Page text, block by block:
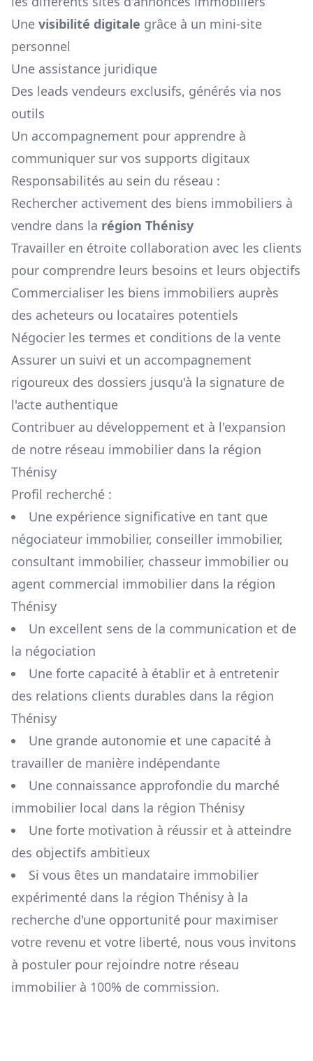
Une visibilité digitale grâce à un mini-site
personnel
Une assistance juridique
Des leads vendeurs exclusifs, générés via nos
outils
Un accompagnement pour apprendre à
communiquer sur vos supports digitaux
Responsabilités au sein du réseau :
Rechercher activement des biens immobiliers à
vendre dans la région Thénisy
Travailler en étroite collaboration avec les clients
pour comprendre leurs besoins et leurs objectifs
Commercialiser les biens immobiliers auprès
des acheteurs ou locataires potentiels
Négocier les termes et conditions de la vente
Assurer un suivi et un accompagnement
rigoureux des dossiers jusqu'à la signature de
l'acte authentique
Contribuer au développement et à l'expansion
de notre réseau immobilier dans la région
Thénisy
Profil recherché :
Une expérience significative en tant que
négociateur immobilier, conseiller immobilier,
consultant immobilier, chasseur immobilier ou
agent commercial immobilier dans la région
Thénisy
Un excellent sens de la communication et de
la négociation
Une forte capacité à établir et à entretenir
des relations clients durables dans la région
Thénisy
Une grande autonomie et une capacité à
travailler de manière indépendante
Une connaissance approfondie du marché
immobilier local dans la région Thénisy
Une forte motivation à réussir et à atteindre
des objectifs ambitieux
Si vous êtes un mandataire immobilier
expérimenté dans la région Thénisy à la
recherche d'une opportunité pour maximiser
votre revenu et votre liberté, nous vous invitons
à postuler pour rejoindre notre réseau
immobilier à 100% de commission.